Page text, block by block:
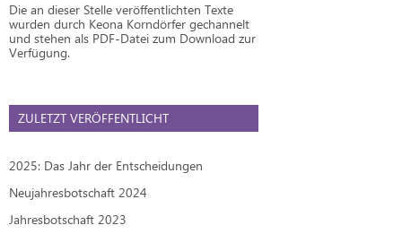
Die an dieser Stelle veröffentlichten Texte
wurden durch Keona Korndörfer gechannelt
und stehen als PDF-Datei zum Download zur
Verfügung.
ZULETZT VERÖFFENTLICHT
2025: Das Jahr der Entscheidungen
Neujahresbotschaft 2024
Jahresbotschaft 2023